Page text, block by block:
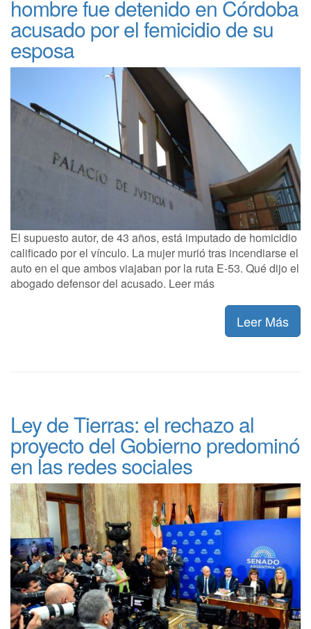
hombre fue detenido en Córdoba
acusado por el femicidio de su
esposa
El supuesto autor, de 43 años, está imputado de homicidio
calificado por el vínculo. La mujer murió tras incendiarse el
auto en el que ambos viajaban por la ruta E-53. Qué dijo el
abogado defensor del acusado. Leer más
Leer Más
Ley de Tierras: el rechazo al
proyecto del Gobierno predominó
en las redes sociales